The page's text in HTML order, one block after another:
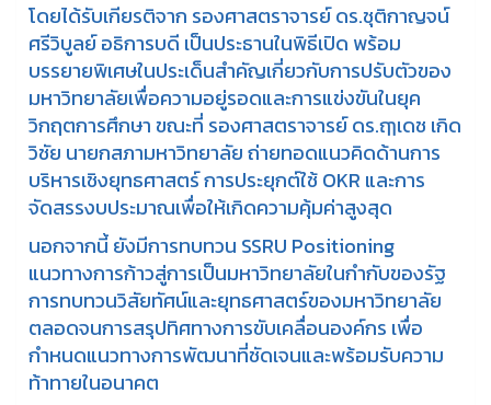
โดยได้รับเกียรติจาก รองศาสตราจารย์ ดร.ชุติกาญจน์
ศรีวิบูลย์ อธิการบดี เป็นประธานในพิธีเปิด พร้อม
บรรยายพิเศษในประเด็นสำคัญเกี่ยวกับการปรับตัวของ
มหาวิทยาลัยเพื่อความอยู่รอดและการแข่งขันในยุค
วิกฤตการศึกษา ขณะที่ รองศาสตราจารย์ ดร.ฤๅเดช เกิด
วิชัย นายกสภามหาวิทยาลัย ถ่ายทอดแนวคิดด้านการ
บริหารเชิงยุทธศาสตร์ การประยุกต์ใช้ OKR และการ
จัดสรรงบประมาณเพื่อให้เกิดความคุ้มค่าสูงสุด
นอกจากนี้ ยังมีการทบทวน SSRU Positioning
แนวทางการก้าวสู่การเป็นมหาวิทยาลัยในกำกับของรัฐ
การทบทวนวิสัยทัศน์และยุทธศาสตร์ของมหาวิทยาลัย
ตลอดจนการสรุปทิศทางการขับเคลื่อนองค์กร เพื่อ
กำหนดแนวทางการพัฒนาที่ชัดเจนและพร้อมรับความ
ท้าทายในอนาคต